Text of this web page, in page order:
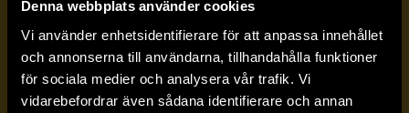
Denna webbplats använder cookies
Vi använder enhetsidentifierare för att anpassa innehållet
och annonserna till användarna, tillhandahålla funktioner
för sociala medier och analysera vår trafik. Vi
vidarebefordrar även sådana identifierare och annan
Veckobrevet